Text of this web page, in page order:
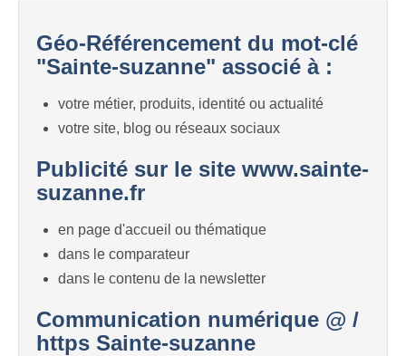
Géo-Référencement du mot-clé
"Sainte-suzanne" associé à :
votre métier, produits, identité ou actualité
votre site, blog ou réseaux sociaux
Publicité sur le site www.sainte-
suzanne.fr
en page d'accueil ou thématique
dans le comparateur
dans le contenu de la newsletter
Communication numérique @ /
https Sainte-suzanne